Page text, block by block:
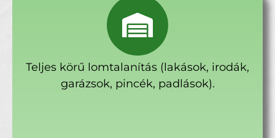
Teljes körű lomtalanítás (lakások, irodák,
garázsok, pincék, padlások).